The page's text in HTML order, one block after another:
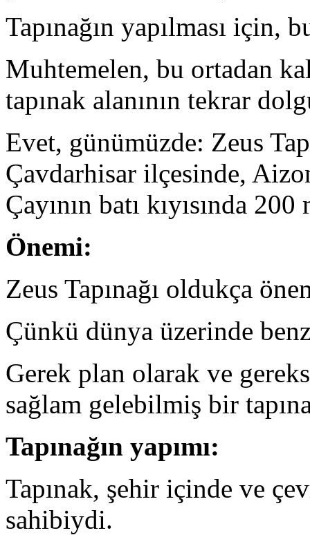
Tapınağın yapılması için,
Muhtemelen, bu ortadan
tapınak alanının tekrar
Evet, günümüzde: Zeus
Çavdarhisar ilçesinde,
Çayının batı kıyısında
Önemi:
Zeus Tapınağı oldukça
Çünkü dünya üzerinde
Gerek plan olarak ve
sağlam gelebilmiş bir
Tapınağın yapımı:
Tapınak, şehir içinde ve
sahibiydi.